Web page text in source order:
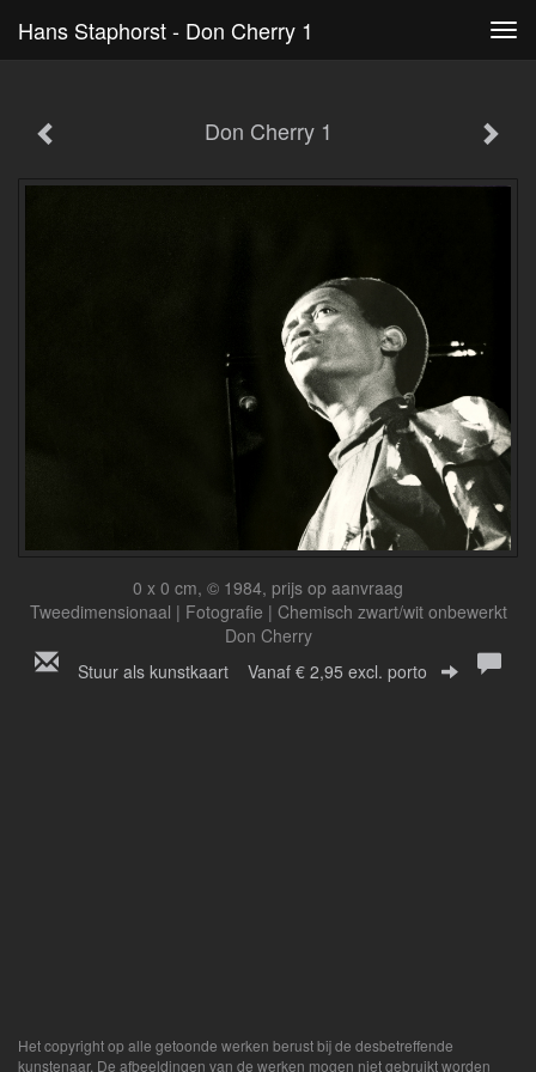
Hans Staphorst - Don Cherry 1
Don Cherry 1
0 x 0 cm, © 1984, prijs op aanvraag
Tweedimensionaal | Fotografie | Chemisch zwart/wit onbewerkt
Don Cherry
Stuur als kunstkaart Vanaf € 2,95 excl. porto
Het copyright op alle getoonde werken berust bij de desbetreffende
kunstenaar. De afbeeldingen van de werken mogen niet gebruikt worden